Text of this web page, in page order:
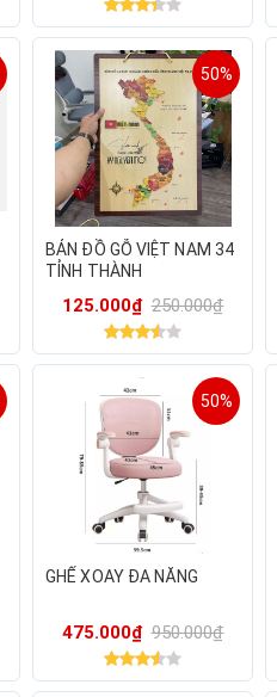
50%
BẢN ĐỒ GỖ VIỆT NAM 34
TỈNH THÀNH
125.000₫ 250.000₫
50%
GHẾ XOAY ĐA NĂNG
475.000₫ 950.000₫